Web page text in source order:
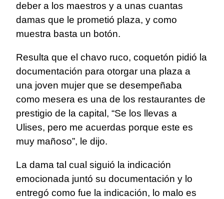
deber a los maestros y a unas cuantas
damas que le prometió plaza, y como
muestra basta un botón.
Resulta que el chavo ruco, coquetón pidió la
documentación para otorgar una plaza a
una joven mujer que se desempeñaba
como mesera es una de los restaurantes de
prestigio de la capital, “Se los llevas a
Ulises, pero me acuerdas porque este es
muy mañoso”, le dijo.
La dama tal cual siguió la indicación
emocionada juntó su documentación y lo
entregó como fue la indicación, lo malo es